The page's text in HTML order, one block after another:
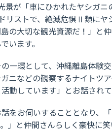
景が「車にひかれたヤシガ
リストで、絶滅危惧Ⅱ類にヤ
の大切な観光資源だ！」と
います。
一環として、沖縄離島体験
ニなどの観察するナイトツ
動しています」とお話されて
をお伺いすることとなり、
」と仲間さんらしく豪快に